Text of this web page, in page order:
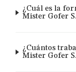
¿Cuál es la
Mister Gofer
¿Cuántos
Mister Gofer